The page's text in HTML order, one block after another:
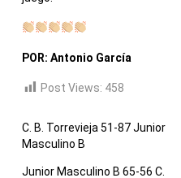
POR: Antonio García
Post Views: 458
C. B. Torrevieja 51-87 Junior
Masculino B
Junior Masculino B 65-56 C.